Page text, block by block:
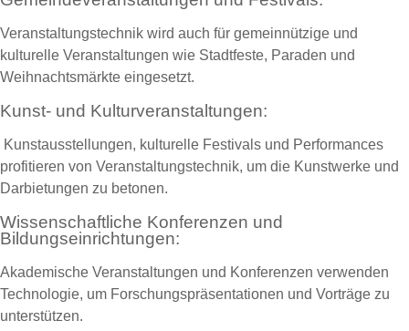
Veranstaltungstechnik wird auch für gemeinnützige und
kulturelle Veranstaltungen wie Stadtfeste, Paraden und
Weihnachtsmärkte eingesetzt.
Kunst- und Kulturveranstaltungen:
Kunstausstellungen, kulturelle Festivals und Performances
profitieren von Veranstaltungstechnik, um die Kunstwerke und
Darbietungen zu betonen.
Wissenschaftliche Konferenzen und
Bildungseinrichtungen:
Akademische Veranstaltungen und Konferenzen verwenden
Technologie, um Forschungspräsentationen und Vorträge zu
unterstützen.